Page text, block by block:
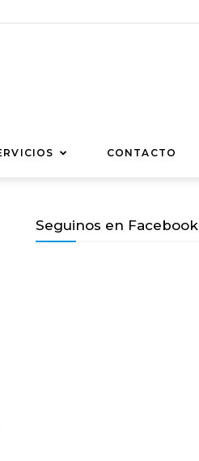
CONTACTO
Seguinos en Facebook